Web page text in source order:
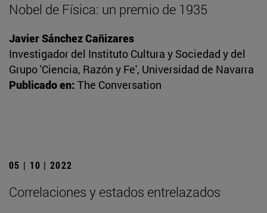
Nobel de Física: un premio de 1935
Javier Sánchez Cañizares
Investigador del Instituto Cultura y Sociedad y del
Grupo 'Ciencia, Razón y Fe', Universidad de Navarra
Publicado en: The Conversation
05 | 10 | 2022
Correlaciones y estados entrelazados